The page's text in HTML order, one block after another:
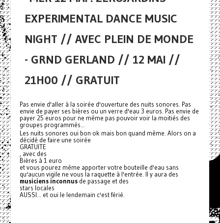
EXPERIMENTAL DANCE MUSIC
NIGHT // AVEC PLEIN DE MONDE
- GRND GERLAND // 12 MAI //
21H00 // GRATUIT
Pas envie d'aller à la soirée d'ouverture des nuits sonores. Pas
envie de payer ses bières ou un verre d'eau 3 euros. Pas envie de
payer 25 euros pour ne même pas pouvoir voir la moitiés des
groupes programmés...
Les nuits sonores oui bon ok mais bon quand même. Alors on a
décidé de faire une soirée
GRATUITE
, avec des
Bières à 1 euro
et vous pourez même apporter votre bouteille d'eau sans
qu'aucun vigile ne vous la raquette à l'entrée. Il y aura des
musiciens inconnusde passage et des
stars locales
AUSSI... et oui le lendemain c'est férié.